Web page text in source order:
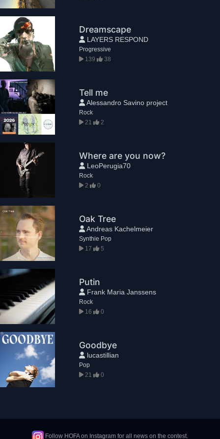
Dreamscape
LAYERS RESPOND
Progressive
139
38
Tell me
Alessandro Savino project
Rock
21
2
Where are you now?
LeoPerugia70
Rock
2
0
Oak Tree
Andreas Kachelmeier
Synthie Pop
17
5
Putin
Frank Maria Janssens
Rock
16
0
Goodbye
lucastillian
Pop
21
0
Follow HOFA on Instagram for all news on the contest.